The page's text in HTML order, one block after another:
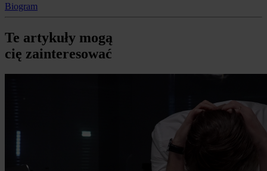
Biogram
Te artykuły mogą
cię zainteresować